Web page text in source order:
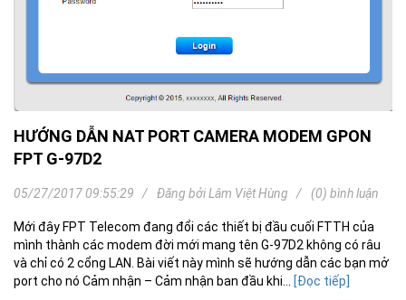
HƯỚNG DẪN NAT PORT CAMERA MODEM GPON
FPT G-97D2
05/27/2017 09:55:29 Đăng bởiLâm Việt Hùng (0) bình luận
Mới đây FPT Telecom đang đổi các thiết bị đầu cuối FTTH của
mình thành các modem đời mới mang tên G-97D2 không có râu
và chỉ có 2 cổng LAN. Bài viết này mình sẽ hướng dẫn các bạn mở
port cho nó Cảm nhận – Cảm nhận ban đầu khi... [Đọc tiếp]